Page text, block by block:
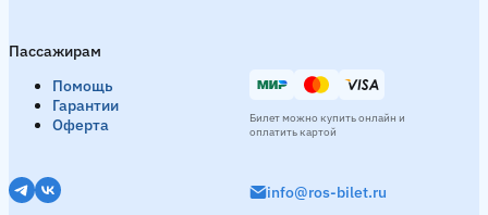
Пассажирам
Помощь
Гарантии
Оферта
info@ros-bilet.ru
Билет можно купить онлайн и
оплатить картой